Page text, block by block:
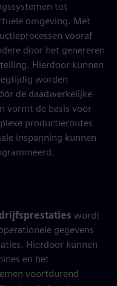
tot
omgeving. Met
vooraf
door het genereren
Hierdoor kunnen
worden
de daadwerkelijke
vormt de basis voor
productieroutes
inspanning kunnen
wordt
gegevens
Hierdoor kunnen
en het
voortdurend